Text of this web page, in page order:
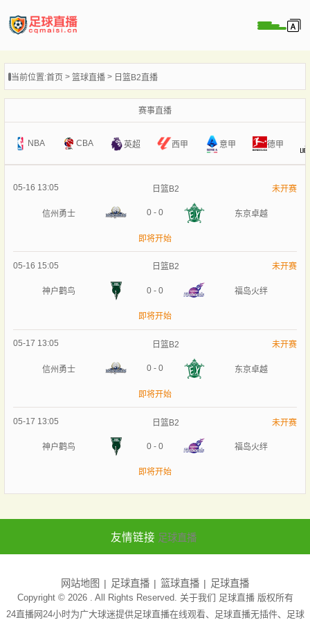
播
像
闻
当前位置:首页 篮球直播 日篮B2直播
赛事直播
NBA CBA 英超 西甲 意甲 德甲
05-16 13:05 日篮B2 未开赛
信州勇士 0 - 0 东京卓越
即将开始
05-16 15:05 日篮B2 未开赛
神户鹳鸟 0 - 0 福岛火绊
即将开始
05-17 13:05 日篮B2 未开赛
信州勇士 0 - 0 东京卓越
即将开始
05-17 13:05 日篮B2 未开赛
神户鹳鸟 0 - 0 福岛火绊
即将开始
友情链接 足球直播
网站地图 足球直播 篮球直播 足球直播
Copyright © 2026 . All Rights Reserved. 关于我们 足球直播版权所有
24直播网24小时为广大球迷提供足球直播在线观看、足球直播无插件、足球